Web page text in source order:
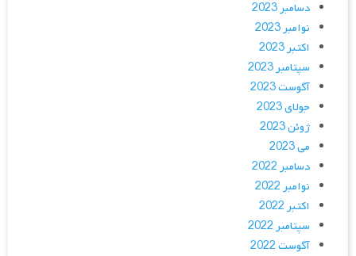
دسامبر 2023
نوامبر 2023
اکتبر 2023
سپتامبر 2023
آگوست 2023
جولای 2023
ژوئن 2023
می 2023
دسامبر 2022
نوامبر 2022
اکتبر 2022
سپتامبر 2022
آگوست 2022